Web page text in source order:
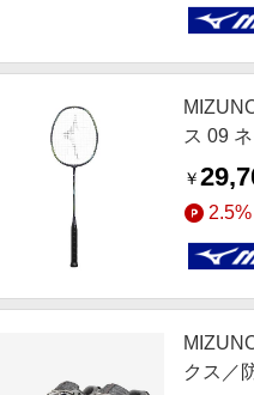
ス 09
￥
2.5%
クス／